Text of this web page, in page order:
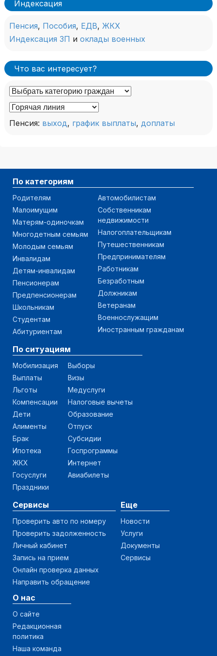
Индексация
Пенсия, Пособия, ЕДВ, ЖКХ
Индексация ЗП и оклады военных
Что вас интересует?
Пенсия: выход, график выплаты, доплаты
По категориям
Родителям
Малоимущим
Матерям-одиночкам
Многодетным семьям
Молодым семьям
Инвалидам
Детям-инвалидам
Пенсионерам
Предпенсионерам
Школьникам
Студентам
Абитуриентам
Автомобилистам
Собственникам
недвижимости
Налогоплательщикам
Путешественникам
Предпринимателям
Работникам
Безработным
Должникам
Ветеранам
Военнослужащим
Иностранным гражданам
По ситуациям
Мобилизация
Выплаты
Льготы
Компенсации
Дети
Алименты
Брак
Ипотека
ЖКХ
Госуслуги
Праздники
Выборы
Визы
Медуслуги
Налоговые вычеты
Образование
Отпуск
Субсидии
Госпрограммы
Интернет
Авиабилеты
Сервисы
Проверить авто по номеру
Проверить задолженность
Личный кабинет
Запись на прием
Онлайн проверка данных
Направить обращение
Еще
Новости
Услуги
Документы
Сервисы
О нас
О сайте
Редакционная
политика
Наша команда